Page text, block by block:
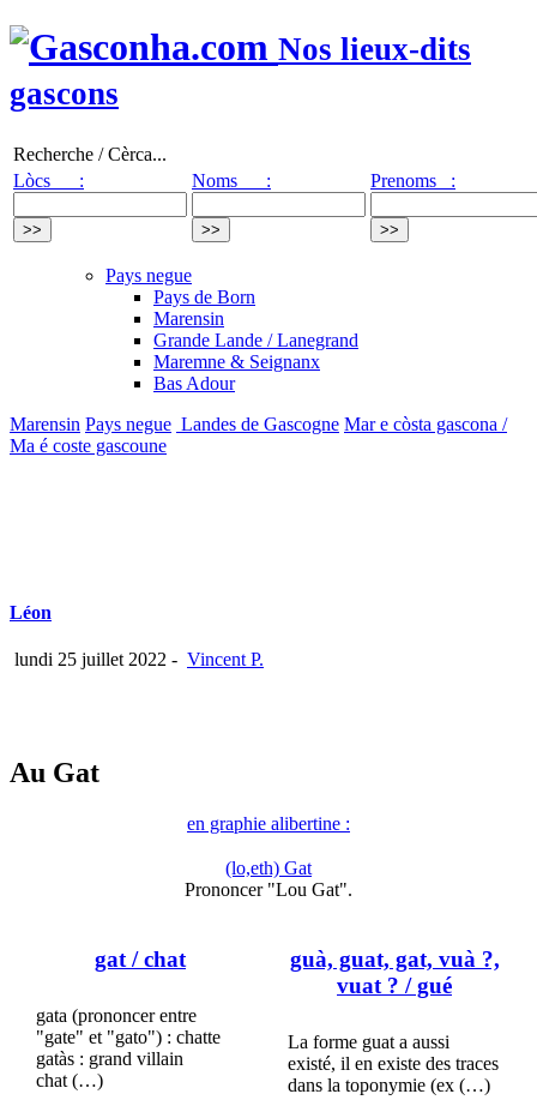
Nos lieux-dits
gascons
Recherche / Cèrca...
Lòcs :
Noms : Prenoms :
Pays negue
Pays de Born
Marensin
Grande Lande / Lanegrand
Maremne & Seignanx
Bas Adour
Marensin Pays negue Landes de Gascogne Mar e còsta gascona /
Ma é coste gascoune
Léon
lundi 25 juillet 2022 - Vincent P.
Au Gat
en graphie alibertine :
(lo,eth) Gat
Prononcer "Lou Gat".
gat / chat
gata (prononcer entre
"gate" et "gato") : chatte
gatàs : grand villain
chat (…)
guà, guat, gat, vuà ?,
vuat ? / gué
La forme guat a aussi
existé, il en existe des traces
dans la toponymie (ex (…)